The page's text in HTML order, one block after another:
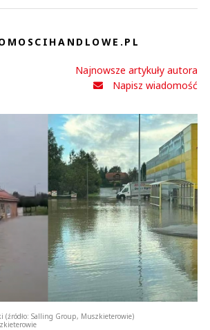
Najnowsze artykuły autora
Napisz wiadomość
(źródło: Salling Group, Muszkieterowie)